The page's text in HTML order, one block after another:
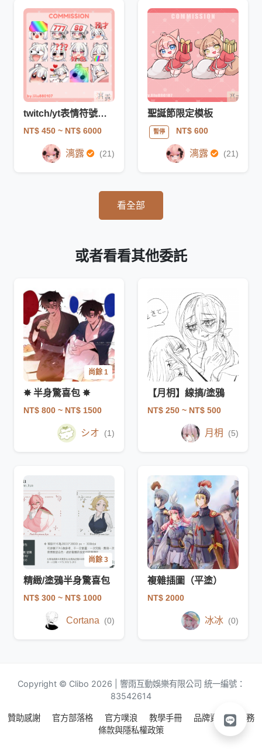
twitch/yt表情符號、忠誠點數、訂閱徽章
NT$ 450 ~ NT$ 6000
漓露 (21)
聖誕節限定模板
暫停 NT$ 600
漓露 (21)
看全部
或者看看其他委託
尚餘 1
✸ 半身驚喜包 ✸
NT$ 800 ~ NT$ 1500
シオ (1)
【月枂】線搞/塗鴉
NT$ 250 ~ NT$ 500
月枂 (5)
尚餘 3
精緻/塗鴉半身驚喜包
NT$ 300 ~ NT$ 1000
Cortana (0)
複雜插圖（平塗）
NT$ 2000
冰冰 (0)
Copyright © Clibo 2026 | 響雨互動娛樂有限公司 統一編號：
83542614
贊助感謝 官方部落格 官方噗浪 教學手冊 品牌資源
服務
條款與隱私權政策